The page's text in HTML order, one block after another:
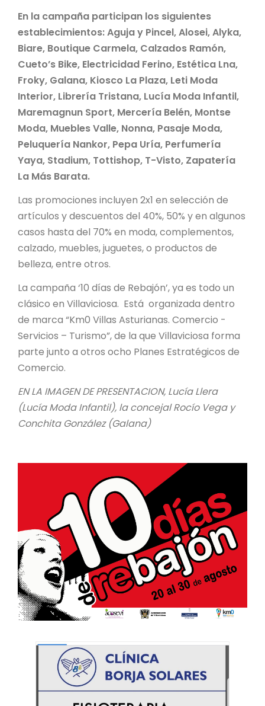
En la campaña participan los siguientes
establecimientos: Aguja y Pincel, Alosei, Alyka,
Biare, Boutique Carmela, Calzados Ramón,
Cueto’s Bike, Electricidad Ferino, Estética Lna,
Froky, Galana, Kiosco La Plaza, Leti Moda
Interior, Librería Tristana, Lucía Moda Infantil,
Maremagnun Sport, Mercería Belén, Montse
Moda, Muebles Valle, Nonna, Pasaje Moda,
Peluquería Nankor, Pepa Uría, Perfumería
Yaya, Stadium, Tottishop, T-Visto, Zapatería
La Más Barata.
Las promociones incluyen 2x1 en selección de
artículos y descuentos del 40%, 50% y en algunos
casos hasta del 70% en moda, complementos,
calzado, muebles, juguetes, o productos de
belleza, entre otros.
La campaña ‘10 días de Rebajón’, ya es todo un
clásico en Villaviciosa. Está organizada dentro
de marca “Km0 Villas Asturianas. Comercio -
Servicios – Turismo”, de la que Villaviciosa forma
parte junto a otros ocho Planes Estratégicos de
Comercio.
EN LA IMAGEN DE PRESENTACION, Lucía Llera
(Lucía Moda Infantil), la concejal Rocío Vega y
Conchita González (Galana)